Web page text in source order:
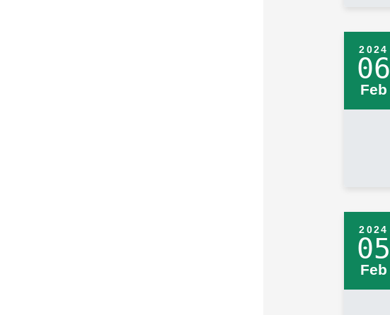
2024
06
Feb
2024
05
Feb